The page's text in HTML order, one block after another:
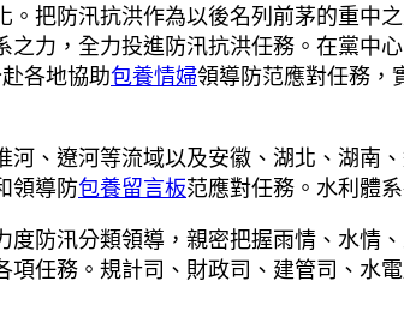
把防汛抗洪作為以後名列前茅的重中
力，全力投進防汛抗洪任務。在黨中
各地協助包養情婦領導防范應對任務，
、遼河等流域以及安徽、湖北、湖南
領導防包養留言板范應對任務。水利體
防汛分類領導，親密把握雨情、水情
項任務。規計司、財政司、建管司、水